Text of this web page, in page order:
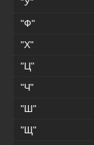
"У"
"Ф"
"Х"
"Ц"
"Ч"
"Ш"
"Щ"